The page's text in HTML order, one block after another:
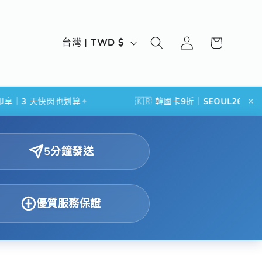
國
地
區
台灣 | TWD $
登
入
物
閃也划算✦ 🇰🇷 韓國卡9折｜SEOUL26｜滿 NT$500
5分鐘發送
優質服務保證